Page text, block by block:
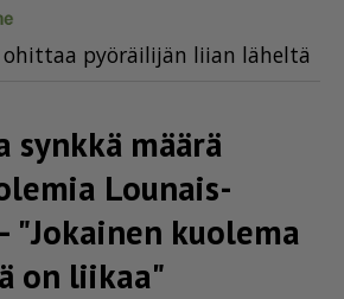
pyö­räi­li­jän lii­an lä­hel­tä
synkkä määrä
Lounais-
"Jokainen kuolema
on liikaa"